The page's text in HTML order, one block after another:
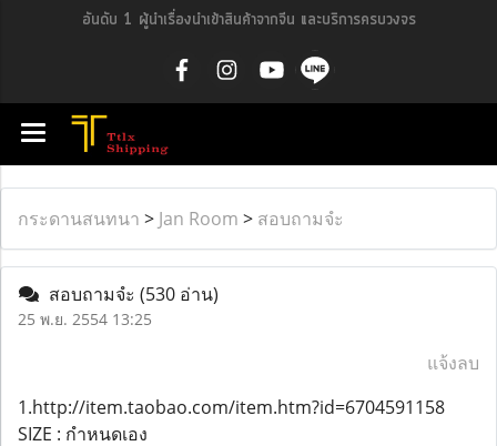
อันดับ 1 ผู้นำเรื่องนำเข้าสินค้าจากจีน และบริการครบวงจร
กระดานสนทนา > Jan Room > สอบถามจํะ
สอบถามจํะ (530 อ่าน)
25 พ.ย. 2554 13:25
แจ้งลบ
1.http://item.taobao.com/item.htm?id=6704591158
SIZE : กำหนดเอง